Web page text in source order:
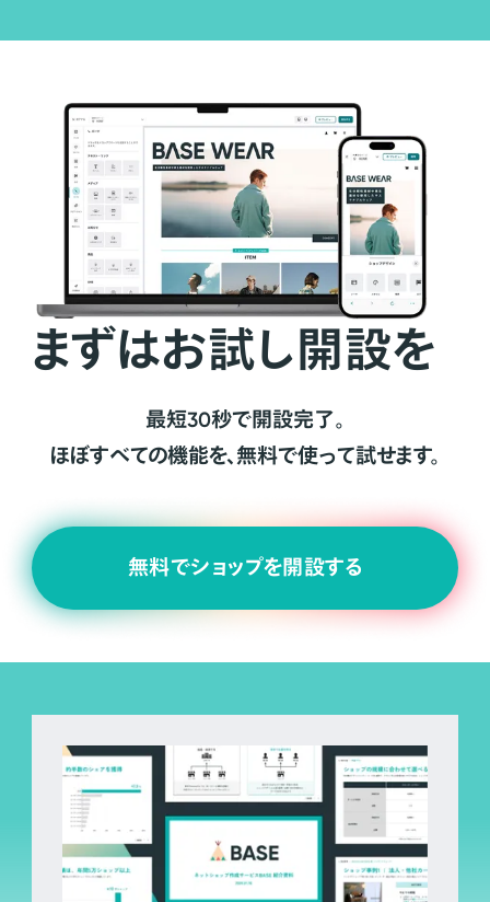
まずはお試し開設を
最短30秒で開設完了。
ほぼすべての機能を、無料で使って試せます。
無料でショップを開設する